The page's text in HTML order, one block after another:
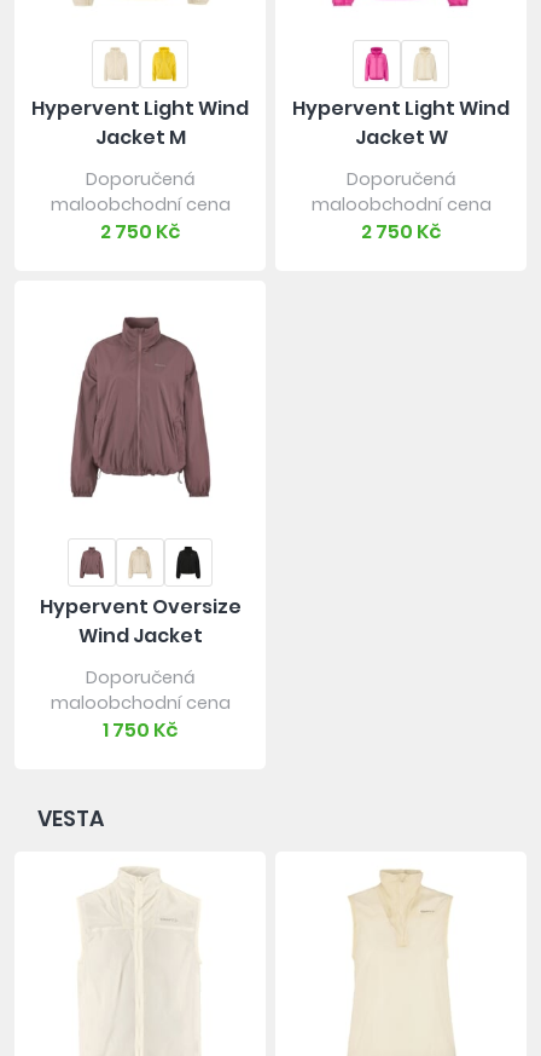
Hypervent Light Wind
Jacket M
Doporučená
maloobchodní cena
2 750 Kč
Hypervent Light Wind
Jacket W
Doporučená
maloobchodní cena
2 750 Kč
Hypervent Oversize
Wind Jacket
Doporučená
maloobchodní cena
1 750 Kč
VESTA